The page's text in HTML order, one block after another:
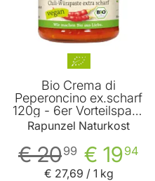
Bio Crema di
Peperoncino ex.scharf
120g - 6er Vorteilspack
von Rapunzel
Rapunzel Naturkost
€ 1994
€ 2099
€ 27,69 / 1 kg